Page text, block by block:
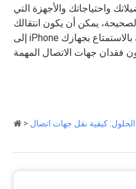
واحتياجاتك والأجهزة التي
يمكن أن يكون انتقالك
إلى iPhone جديد سلسًا، مما يسمح لك بالاستمتاع بجهازك
>